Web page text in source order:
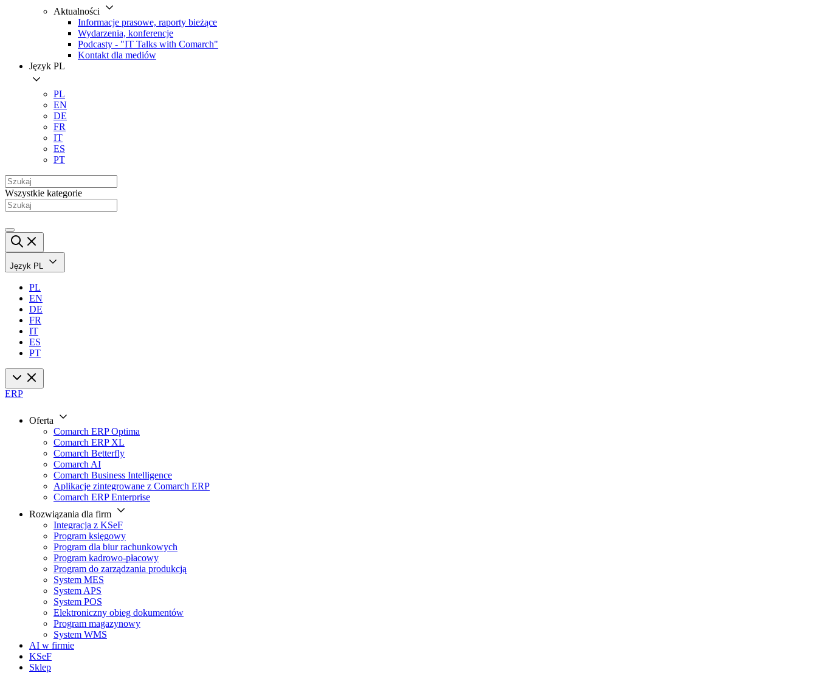
Aktualności
Informacje prasowe, raporty bieżące
Wydarzenia, konferencje
Podcasty - "IT Talks with Comarch"
Kontakt dla mediów
Język PL
PL
EN
DE
FR
IT
ES
PT
Wszystkie kategorie
Język PL
PL
EN
DE
FR
IT
ES
PT
ERP
Oferta
Comarch ERP Optima
Comarch ERP XL
Comarch Betterfly
Comarch AI
Comarch Business Intelligence
Aplikacje zintegrowane z Comarch ERP
Comarch ERP Enterprise
Rozwiązania dla firm
Integracja z KSeF
Program księgowy
Program dla biur rachunkowych
Program kadrowo-płacowy
Program do zarządzania produkcją
System MES
System APS
System POS
Elektroniczny obieg dokumentów
Program magazynowy
System WMS
AI w firmie
KSeF
Sklep